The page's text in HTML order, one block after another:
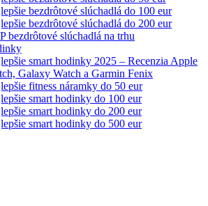
bezdrôtové slúchadlá do 100 eur
bezdrôtové slúchadlá do 200 eur
bezdrôtové slúchadlá na trhu
smart hodinky 2025 – Recenzia Apple
Galaxy Watch a Garmin Fenix
fitness náramky do 50 eur
smart hodinky do 100 eur
smart hodinky do 200 eur
smart hodinky do 500 eur